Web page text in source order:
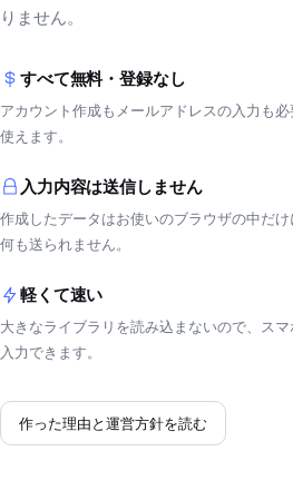
りません。
すべて無料・登録なし
アカウント作成もメールアドレスの入力も
使えます。
入力内容は送信しません
作成したデータはお使いのブラウザの中だ
何も送られません。
軽くて速い
大きなライブラリを読み込まないので、ス
入力できます。
作った理由と運営方針を読む